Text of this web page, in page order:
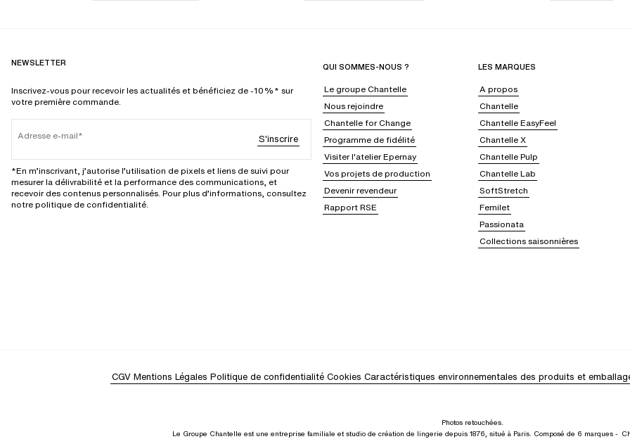
NEWSLETTER
Inscrivez-vous pour recevoir les actualités et bénéficiez de -10%* sur
votre première commande.
Adresse e-mail S'inscrire
*En m’inscrivant, j’autorise l’utilisation de pixels et liens de suivi pour
mesurer la délivrabilité et la performance des communications, et
recevoir des contenus personnalisés. Pour plus d’informations, consultez
notre politique de confidentialité.
QUI SOMMES-NOUS ?
Le groupe Chantelle
Nous rejoindre
Chantelle for Change
Programme de fidélité
Visiter l'atelier Epernay
Vos projets de production
Devenir revendeur
Rapport RSE
LES MARQUES
A propos
Chantelle
Chantelle EasyFeel
Chantelle X
Chantelle Pulp
Chantelle Lab
SoftStretch
Femilet
Passionata
Collections saisonnières
CGV Mentions Légales Politique de confidentialité Cookies Caractéristiques environnementales des produits et
Photos retouchées.
Le Groupe Chantelle est une entreprise familiale et studio de création de lingerie depuis 1876, situé à Paris. Composé de 6 marques -